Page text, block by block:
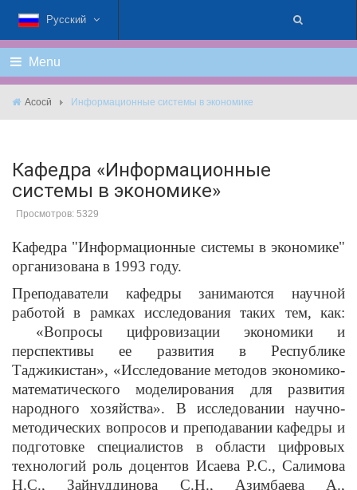
Русский
Menu
Асосӣ Информационные системы в экономике
Кафедра «Информационные
системы в экономике»
Просмотров: 5329
Кафедра "Информационные системы в экономике"
организована в 1993 году.
Преподаватели кафедры занимаются научной
работой в рамках исследования таких тем, как:
«Вопросы цифровизации экономики и
перспективы ее развития в Республике
Таджикистан», «Исследование методов экономико-
математического моделирования для развития
народного хозяйства». В исследовании научно-
методических вопросов и преподавании кафедры и
подготовке специалистов в области цифровых
технологий роль доцентов Исаева Р.С., Салимова
Н.С., Зайнуддинова С.Н., Азимбаева А.,